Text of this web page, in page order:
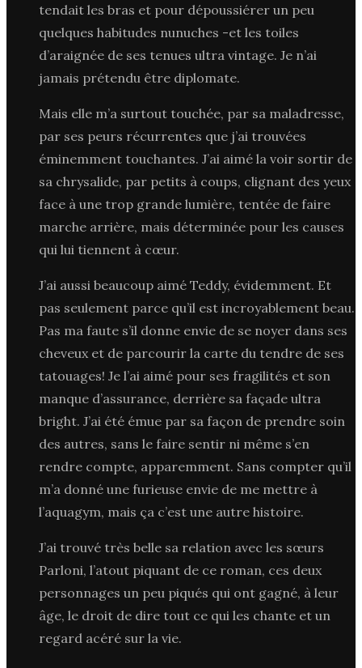
tendait les bras et pour dépoussiérer un peu
quelques habitudes nunuches -et les toiles
d’araignée de ses tenues ultra vintage. Je n’ai
jamais prétendu être diplomate.
Mais elle m’a surtout touchée, par sa maladresse,
par ses peurs récurrentes que j’ai trouvées
éminemment touchantes. J’ai aimé la voir sortir de
sa chrysalide, par petits à coups, clignant des yeux
face à une trop grande lumière, tentée de faire
marche arrière, mais déterminée pour les causes
qui lui tiennent à cœur.
J’ai aussi beaucoup aimé Teddy, évidemment. Et
pas seulement parce qu’il est incroyablement beau.
Pas ma faute s’il donne envie de se noyer dans ses
cheveux et de parcourir la carte du tendre de ses
tatouages! Je l’ai aimé pour ses fragilités et son
manque d’assurance, derrière sa façade ultra
bright. J’ai été émue par sa façon de prendre soin
des autres, sans le faire sentir ni même s’en
rendre compte, apparemment. Sans compter qu’il
m’a donné une furieuse envie de me mettre à
l’aquagym, mais ça c’est une autre histoire.
J’ai trouvé très belle sa relation avec les sœurs
Parloni, l’atout piquant de ce roman, ces deux
personnages un peu piqués qui ont gagné, à leur
âge, le droit de dire tout ce qui les chante et un
regard acéré sur la vie.